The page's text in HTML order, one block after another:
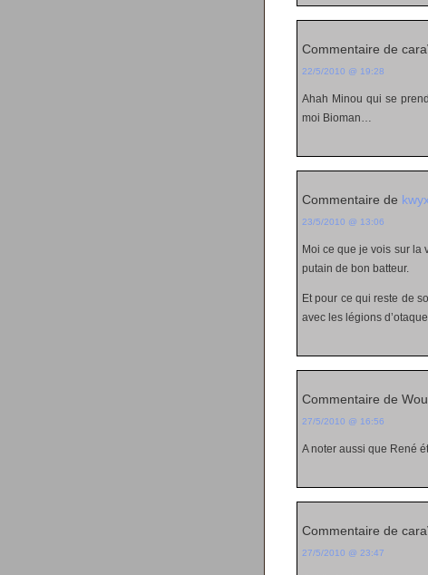
Commentaire de
22/5/2010 @ 19:28
Ahah Minou qui se
moi Bioman…
Commentaire de
23/5/2010 @ 13:06
Moi ce que je vois sur la
putain de bon batteur.
Et pour ce qui reste de
avec les légions
Commentaire de
27/5/2010 @ 16:56
A noter aussi que René
Commentaire de
27/5/2010 @ 23:47